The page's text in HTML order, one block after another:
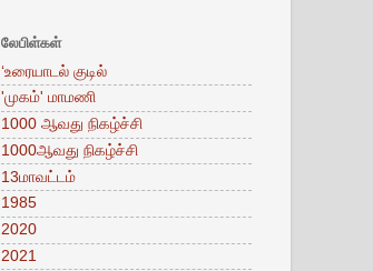
லேபிள்கள்
‘உரையாடல் குடில்
'முகம்' மாமணி
1000 ஆவது நிகழ்ச்சி
1000ஆவது நிகழ்ச்சி
13மாவட்டம்
1985
2020
2021